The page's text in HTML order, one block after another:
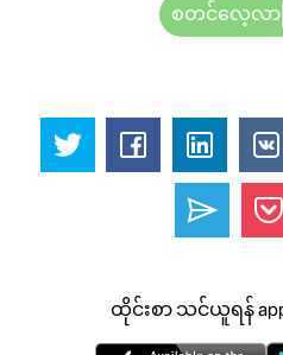
စတင်လေ့လာခ
ထိုင်းစာ သင်ယူရန်